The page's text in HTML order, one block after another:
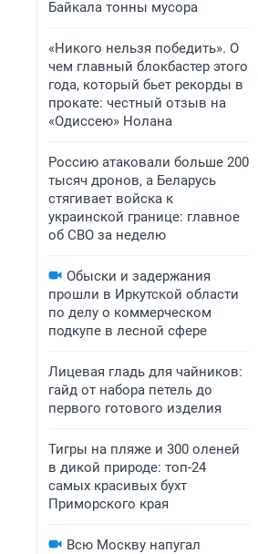
Байкала тонны мусора
«Никого нельзя победить». О
чем главный блокбастер этого
года, который бьет рекорды в
прокате: честный отзыв на
«Одиссею» Нолана
Россию атаковали больше 200
тысяч дронов, а Беларусь
стягивает войска к
украинской границе: главное
об СВО за неделю
Обыски и задержания
прошли в Иркутской области
по делу о коммерческом
подкупе в лесной сфере
Лицевая гладь для чайников:
гайд от набора петель до
первого готового изделия
Тигры на пляже и 300 оленей
в дикой природе: топ-24
самых красивых бухт
Приморского края
Всю Москву напугал